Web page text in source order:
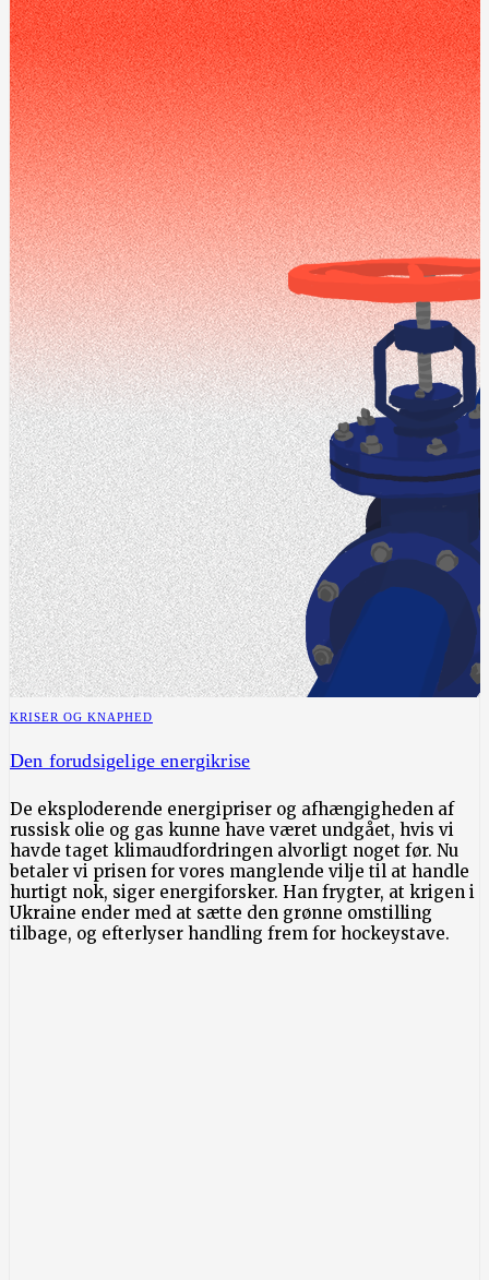
KRISER OG KNAPHED
Den forudsigelige energikrise
De eksploderende energipriser og afhængigheden af
russisk olie og gas kunne have været undgået, hvis vi
havde taget klimaudfordringen alvorligt noget før. Nu
betaler vi prisen for vores manglende vilje til at handle
hurtigt nok, siger energiforsker. Han frygter, at krigen i
Ukraine ender med at sætte den grønne omstilling
tilbage, og efterlyser handling frem for hockeystave.